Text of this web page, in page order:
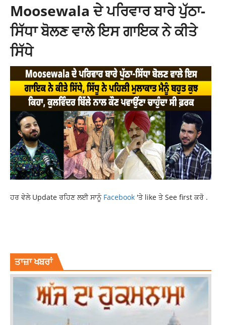
Moosewala ਦੇ ਪਰਿਵਾਰ ਬਾਰੇ ਪੁੱਠਾ-
ਸਿੱਧਾ ਬੋਲਣ ਵਾਲੇ ਇਸ ਗਾਇਕ ਨੇ ਕੀਤੇ
ਸਿੱਧੇ
ਹਰ ਵੇਲੇ Update ਰਹਿਣ ਲਈ ਸਾਨੂੰ Facebook 'ਤੇ like ਤੇ See first ਕਰੋ .
ਤਾਜ਼ਾ ਖਬਰਾਂ